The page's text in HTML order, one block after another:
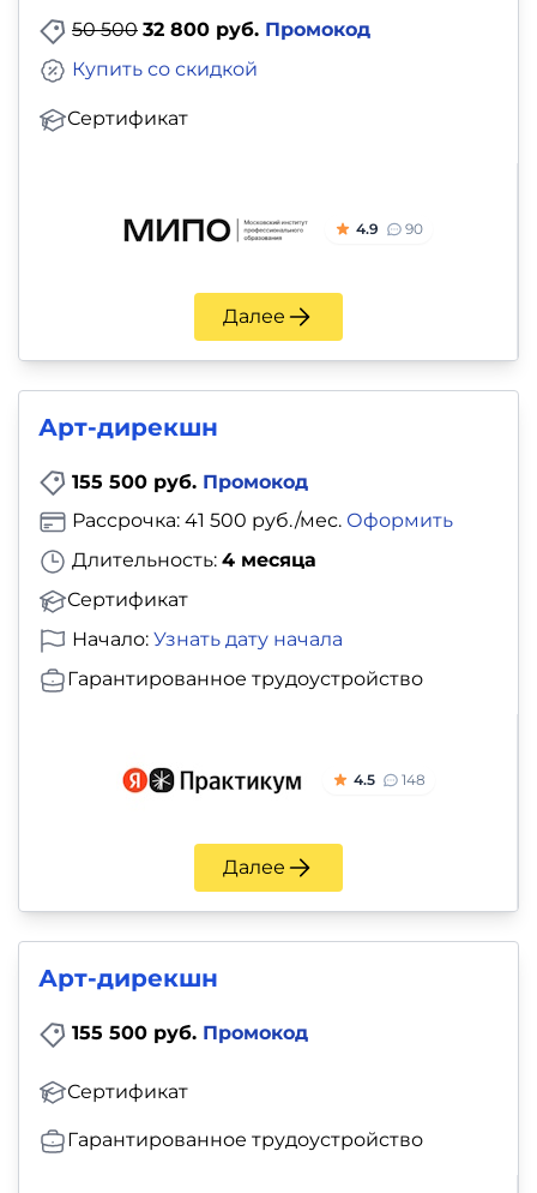
50 500 32 800 руб. Промокод
Сертификат
Купить со скидкой
4.9 90
Далее
Арт‑дирекшн
155 500 руб. Промокод
Длительность: 4 месяца
Сертификат
Рассрочка: 41 500 руб./мес. Оформить
Начало: Узнать дату начала
Гарантированное трудоустройство
4.5 148
Далее
Арт-дирекшн
155 500 руб. Промокод
Сертификат
Гарантированное трудоустройство
Иностранный
язык
Для
Красота,
Психология
и
саморазвитие
Прочее
Репетиторы
Тесты
на
профориентацию